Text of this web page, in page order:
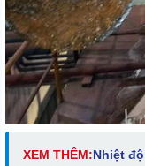
XEM THÊM:Nhiệt